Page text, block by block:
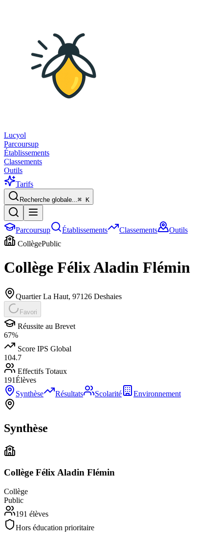
Lucyol
Parcoursup
Établissements
Classements
Outils
Tarifs
Recherche globale...⌘ K
Parcoursup Établissements Classements
Outils
CollègePublic
Collège Félix Aladin Flémin
Quartier La Haut, 97126 Deshaies
Favori
Réussite au Brevet
67%
Score IPS Global
104.7
Effectifs Totaux
191Élèves
Synthèse
Résultats Scolarité Environnement
Synthèse
Collège Félix Aladin Flémin
Collège
Public
191 élèves
Hors éducation prioritaire